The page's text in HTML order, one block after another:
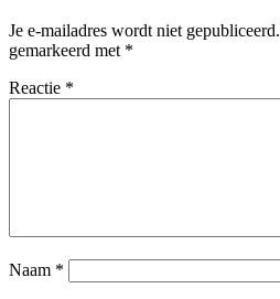
Je e-mailadres wordt niet gepubliceerd.
gemarkeerd met *
Reactie *
Naam *